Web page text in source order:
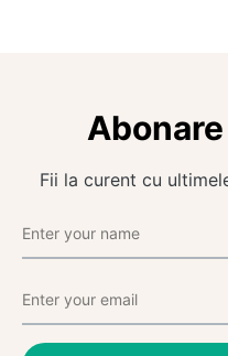
Fii la curent cu